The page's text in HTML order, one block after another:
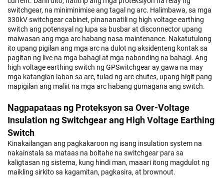
switchgear, na miniminimise ang tagal ng arc. Halimbawa, sa mga
330kV switchgear cabinet, pinananatili ng high voltage earthing
switch ang potensyal ng lupa sa busbar at disconnector upang
maiwasan ang mga arc habang nasa maintenance. Nakatutulong
ito upang pigilan ang mga arc na dulot ng aksidenteng kontak sa
pagitan ng live na mga bahagi at mga nabonding na bahagi. Ang
high voltage earthing switch ng GPSwitchgear ay gawa na may
mga katangian laban sa arc, tulad ng arc chutes, upang higit pang
mapigilan ang maliit na mga arc habang gumagana ang switch.
Nagpapataas ng Proteksyon sa Over-Voltage
Insulation ng Switchgear ang High Voltage Earthing
Switch
Kinakailangan ang pagkakaroon ng isang insulation system na
nakainstala sa mataas na boltahe na switchgear para sa
kaligtasan ng sistema, kung hindi man, maaari itong magdulot ng
maikling sirkito sa kagamitan, pagkasira, at brownout.